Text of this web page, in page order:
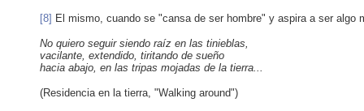
[8] El mismo, cuando se "cansa de ser hombre" y aspira a ser
No quiero seguir siendo raíz en las tinieblas,
vacilante, extendido, tiritando de sueño
hacia abajo, en las tripas mojadas de la tierra...
(Residencia en la tierra, "Walking around")